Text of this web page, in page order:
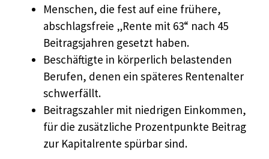
Menschen, die fest auf eine frühere,
abschlagsfreie „Rente mit 63“ nach 45
Beitragsjahren gesetzt haben.
Beschäftigte in körperlich belastenden
Berufen, denen ein späteres Rentenalter
schwerfällt.
Beitragszahler mit niedrigen Einkommen,
für die zusätzliche Prozentpunkte Beitrag
zur Kapitalrente spürbar sind.